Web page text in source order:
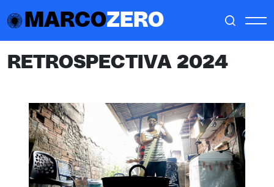
MARCOZERO
RETROSPECTIVA 2024